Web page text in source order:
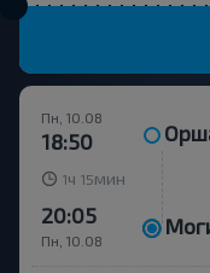
Пн, 10.08
18:50
1ч 15 мин
Пн, 10.08
20:05